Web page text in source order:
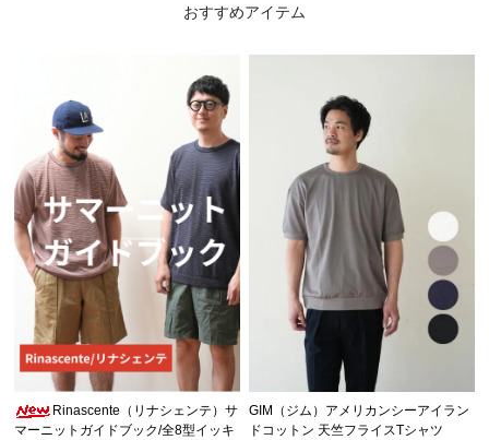
おすすめアイテム
Rinascente（リナシェンテ）サ
マーニットガイドブック/全8型イッキ
GIM（ジム）アメリカンシーアイラン
ドコットン 天竺フライスTシャツ